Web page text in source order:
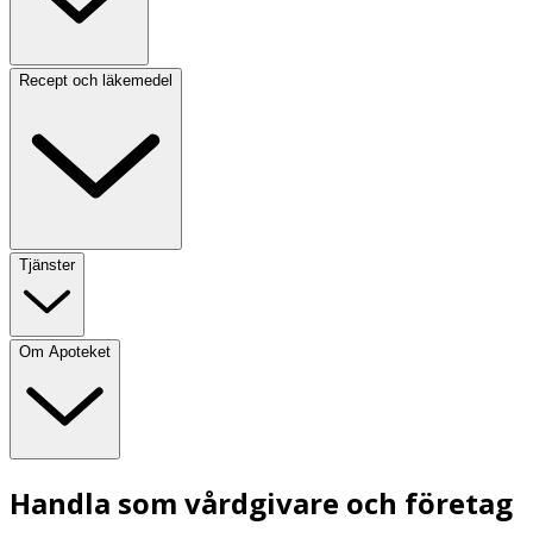
Recept och läkemedel
Tjänster
Om Apoteket
Handla som vårdgivare och företag